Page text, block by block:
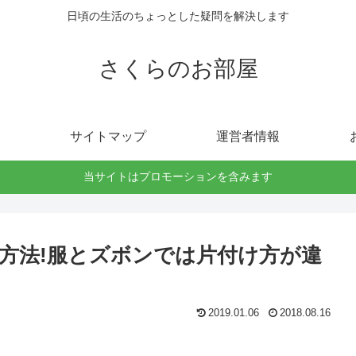
日頃の生活のちょっとした疑問を解決します
さくらのお部屋
サイトマップ 運営者情報
当サイトはプロモーションを含みます
法!服とズボンでは片付け方が違
2019.01.06 2018.08.16